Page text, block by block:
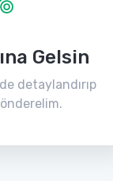
Gelsin
detaylandırıp